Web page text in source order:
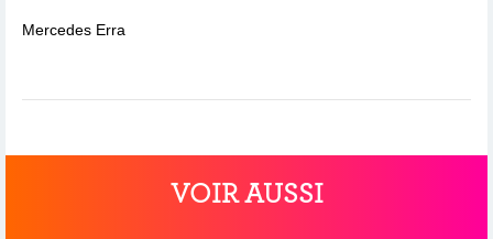
Mercedes Erra
VOIR AUSSI